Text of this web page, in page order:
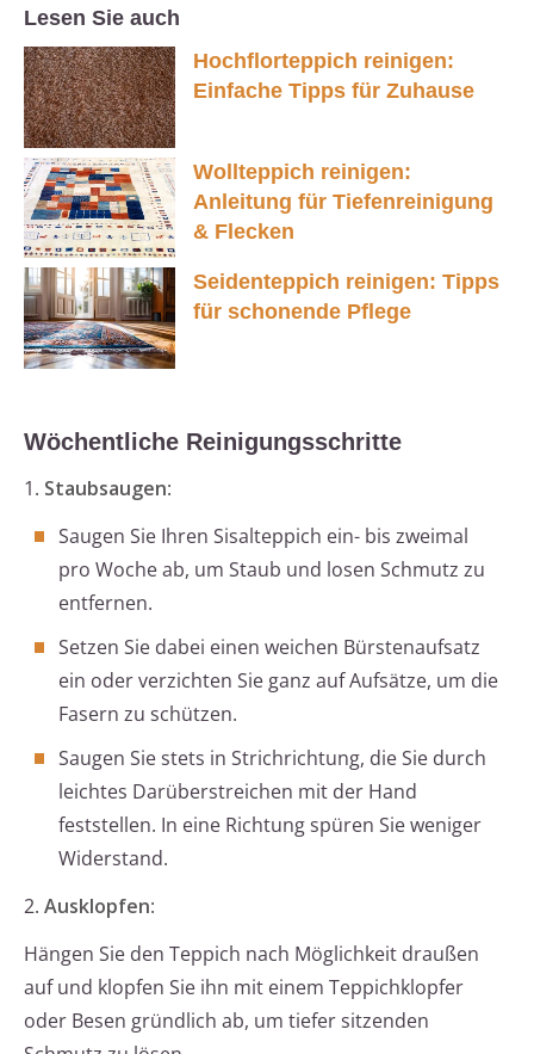
Lesen Sie auch
Hochflorteppich reinigen:
Einfache Tipps für Zuhause
Wollteppich reinigen:
Anleitung für Tiefenreinigung
& Flecken
Seidenteppich reinigen: Tipps
für schonende Pflege
Wöchentliche Reinigungsschritte
1. Staubsaugen:
Saugen Sie Ihren Sisalteppich ein- bis zweimal
pro Woche ab, um Staub und losen Schmutz zu
entfernen.
Setzen Sie dabei einen weichen Bürstenaufsatz
ein oder verzichten Sie ganz auf Aufsätze, um die
Fasern zu schützen.
Saugen Sie stets in Strichrichtung, die Sie durch
leichtes Darüberstreichen mit der Hand
feststellen. In eine Richtung spüren Sie weniger
Widerstand.
2. Ausklopfen:
Hängen Sie den Teppich nach Möglichkeit draußen
auf und klopfen Sie ihn mit einem Teppichklopfer
oder Besen gründlich ab, um tiefer sitzenden